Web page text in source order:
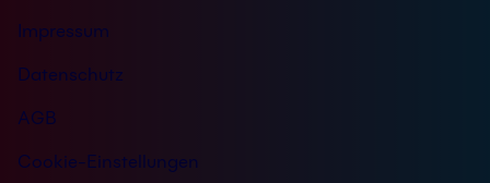
Impressum
Datenschutz
AGB
Cookie-Einstellungen